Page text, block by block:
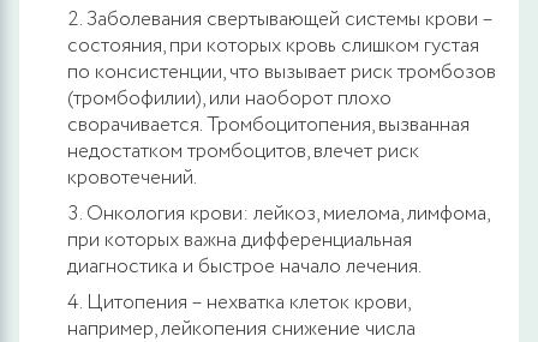
Заболевания свертывающей системы крови –
состояния, при которых кровь слишком густая
по консистенции, что вызывает риск тромбозов
(тромбофилии), или наоборот плохо
сворачивается. Тромбоцитопения, вызванная
недостатком тромбоцитов, влечет риск
кровотечений.
Онкология крови: лейкоз, миелома, лимфома,
при которых важна дифференциальная
диагностика и быстрое начало лечения.
Цитопения – нехватка клеток крови,
например, лейкопения снижение числа